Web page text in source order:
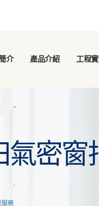
介 產品介紹 工程
氣密
服務